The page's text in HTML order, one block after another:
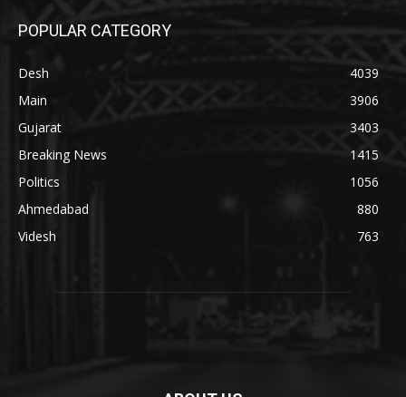
POPULAR CATEGORY
Desh
4039
Main
3906
Gujarat
3403
Breaking News
1415
Politics
1056
Ahmedabad
880
Videsh
763